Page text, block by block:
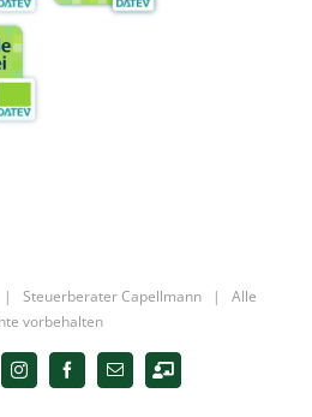
| Steuerberater Capellmann | Alle
vorbehalten
InstagramFacebook
E-
Mail
Digitale
Kanzlei